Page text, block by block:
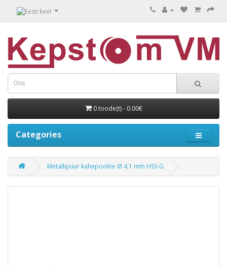
0 toode(t) - 0.00€
Categories
Metallipuur kahepoolne Ø 4,1 mm HSS-G